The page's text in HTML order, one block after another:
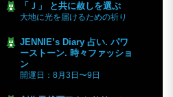
「Ｊ」 と共に赦しを選ぶ
大地に光を届けるための祈り
JENNIE’s Diary 占い. パワ
ーストーン. 時々ファッショ
ン
開運日：8月3日〜9日